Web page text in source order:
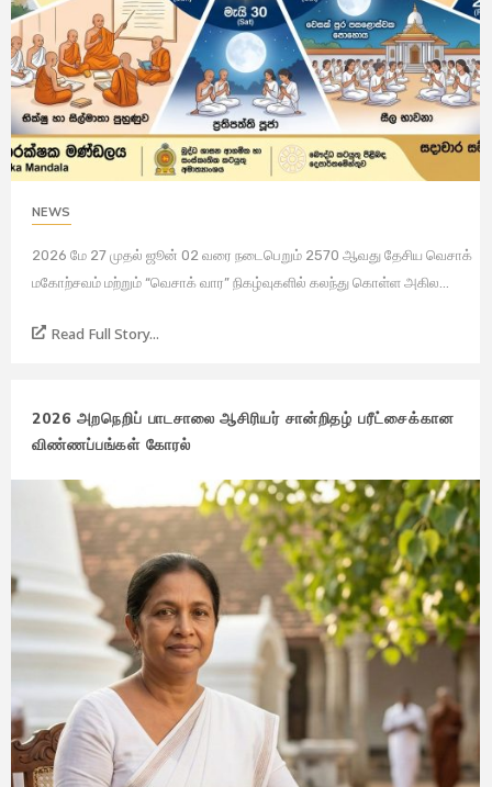
NEWS
2026 மே 27 முதல் ஜூன் 02 வரை நடைபெறும் 2570 ஆவது தேசிய வெசாக்
மகோற்சவம் மற்றும் “வெசாக் வார” நிகழ்வுகளில் கலந்து கொள்ள அகில...
Read Full Story...
2026 அறநெறிப் பாடசாலை ஆசிரியர் சான்றிதழ் பரீட்சைக்கான
விண்ணப்பங்கள் கோரல்